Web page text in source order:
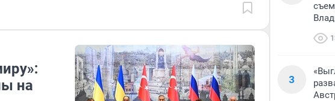
на
3